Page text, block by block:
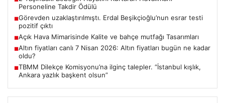
Görevden uzaklaştırılmıştı. Erdal Beşikçioğlu’nun esrar testi
Açık Hava Mimarisinde Kalite ve bahçe mutfağı Tasarımları
■Altın fiyatları canlı 7 Nisan 2026: Altın fiyatları bugün ne kadar
oldu?
TBMM Dilekçe Komisyonu’na ilginç talepler. “İstanbul kışlık,
Güncel